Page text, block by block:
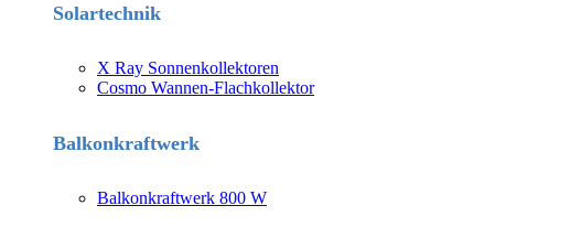
Solartechnik
X Ray Sonnenkollektoren
Cosmo Wannen-Flachkollektor
Balkonkraftwerk
Balkonkraftwerk 800 W